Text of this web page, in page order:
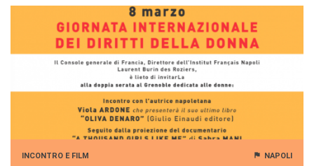
INCONTRO E FILM NAPOLI